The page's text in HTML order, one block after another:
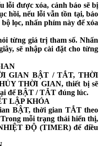
lỗi được xóa, cảnh báo sẽ bị
hồi, nếu lỗi vẫn tồn tại, báo
lọc, nhấn phím này để xóa
từng giá trị tham số. Nhấn
sẽ nhập cài đặt cho từng
GIAN BẬT / TẮT, THỜI
THỜI GIAN, thiết bị sẽ
để BẬT / TẮT đúng lúc.
LẬP KHÓA
BẬT, thời gian TẮT theo
mỗi trạng thái hiển thị,
ĐỘ (TIMER) để điều